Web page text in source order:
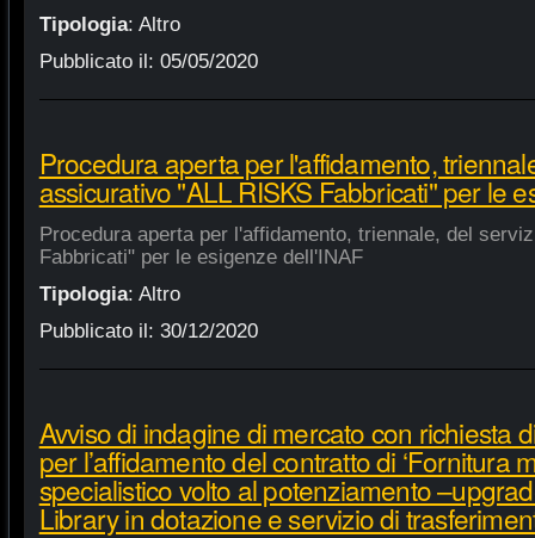
Tipologia: Altro
Pubblicato il: 05/05/2020
Procedura aperta per l'affidamento,
assicurativo "ALL RISKS Fabbricati" per le
Procedura aperta per l'affidamento, triennale, del
Fabbricati" per le esigenze dell'INAF
Tipologia: Altro
Pubblicato il: 30/12/2020
Avviso di indagine di mercato con richiesta
per l’affidamento del contratto di ‘Fornitura
specialistico volto al potenziamento
Library in dotazione e servizio di